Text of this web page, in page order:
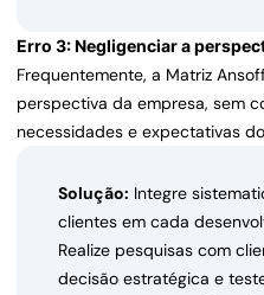
Erro 3: Negligenciar a
Frequentemente, a Matriz
perspectiva da empresa, sem
necessidades e expectativas
Solução: Integre
clientes em cada
Realize pesquisas com
decisão estratégica e